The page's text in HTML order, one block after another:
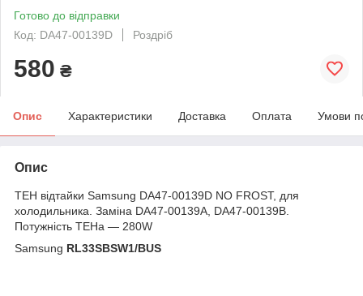
Готово до відправки
Код: DA47-00139D
Роздріб
580 ₴
Опис Характеристики Доставка Оплата Умови
Опис
ТЕН відтайки Samsung DA47-00139D NO FROST, для
холодильника. Заміна DA47-00139A, DA47-00139B.
Потужність ТЕНа — 280W
Samsung RL33SBSW1/BUS